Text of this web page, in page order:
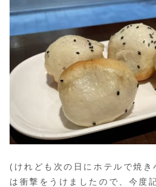
(けれども次の日にホテルで焼き
は衝撃をうけましたので、今度